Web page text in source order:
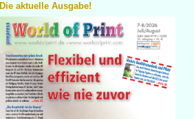
Die aktuelle Ausgabe!